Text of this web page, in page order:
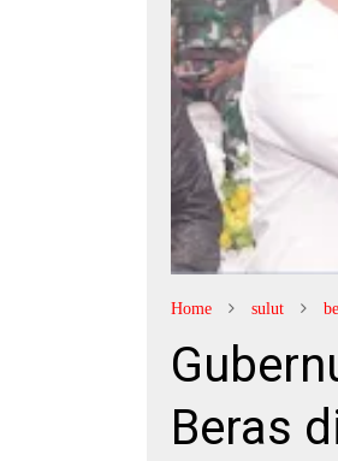
Home sulut
Beras